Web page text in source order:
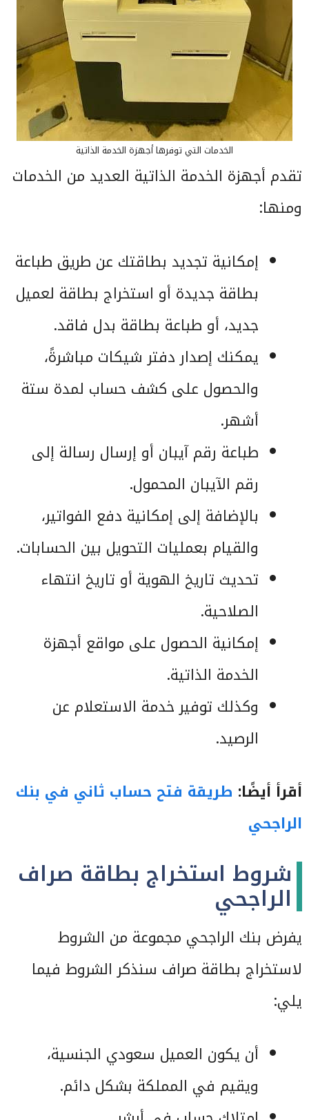
الخدمات التي توفرها أجهزة الخدمة الذاتية
تقدم أجهزة الخدمة الذاتية العديد من الخدمات
ومنها:
إمكانية تجديد بطاقتك عن طريق طباعة
بطاقة جديدة أو استخراج بطاقة لعميل
جديد، أو طباعة بطاقة بدل فاقد.
يمكنك إصدار دفتر شيكات مباشرةً،
والحصول على كشف حساب لمدة ستة
أشهر.
طباعة رقم آيبان أو إرسال رسالة إلى
رقم الآيبان المحمول.
بالإضافة إلى إمكانية دفع الفواتير،
والقيام بعمليات التحويل بين الحسابات.
تحديث تاريخ الهوية أو تاريخ انتهاء
الصلاحية.
إمكانية الحصول على مواقع أجهزة
الخدمة الذاتية.
وكذلك توفير خدمة الاستعلام عن
الرصيد.
أقرأ أيضًا: طريقة فتح حساب ثاني في بنك
الراجحي
شروط استخراج بطاقة صراف
الراجحي
يفرض بنك الراجحي مجموعة من الشروط
لاستخراج بطاقة صراف سنذكر الشروط فيما
يلي:
أن يكون العميل سعودي الجنسية،
ويقيم في المملكة بشكل دائم.